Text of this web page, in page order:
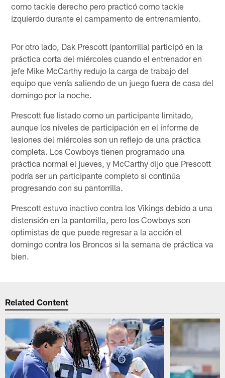
como tackle derecho pero practicó como tackle
izquierdo durante el campamento de entrenamiento.
Por otro lado, Dak Prescott (pantorrilla) participó en la
práctica corta del miércoles cuando el entrenador en
jefe Mike McCarthy redujo la carga de trabajo del
equipo que venía saliendo de un juego fuera de casa del
domingo por la noche.
Prescott fue listado como un participante limitado,
aunque los niveles de participación en el informe de
lesiones del miércoles son un reflejo de una práctica
completa. Los Cowboys tienen programado una
práctica normal el jueves, y McCarthy dijo que Prescott
podría ser un participante completo si continúa
progresando con su pantorrilla.
Prescott estuvo inactivo contra los Vikings debido a una
distensión en la pantorrilla, pero los Cowboys son
optimistas de que puede regresar a la acción el
domingo contra los Broncos si la semana de práctica va
bien.
Related Content